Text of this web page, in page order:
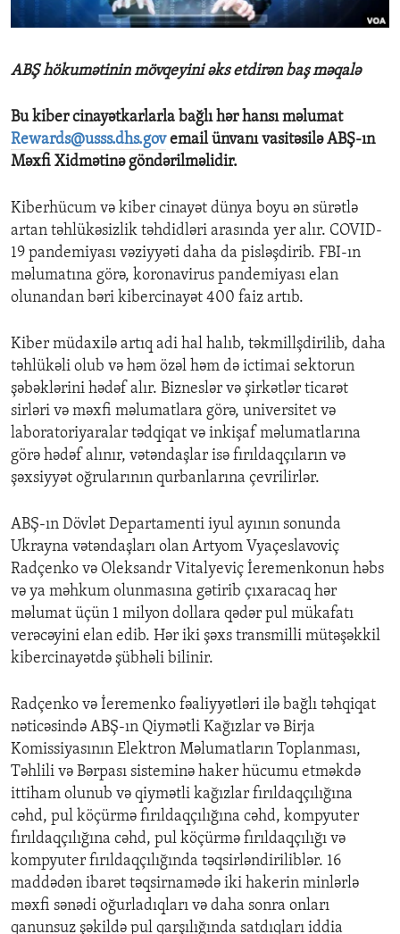
ENVIRONMENT AND HEALTH
ABŞ hökumətinin mövqeyini əks etdirən baş məqalə
Bu kiber cinayətkarlarla bağlı hər hansı məlumat
Rewards@usss.dhs.govemail ünvanı vasitəsilə ABŞ-ın
Məxfi Xidmətinə göndərilməlidir.
Kiberhücum və kiber cinayət dünya boyu ən sürətlə
artan təhlükəsizlik təhdidləri arasında yer alır. COVID-
19 pandemiyası vəziyyəti daha da pisləşdirib. FBI-ın
məlumatına görə, koronavirus pandemiyası elan
olunandan bəri kibercinayət 400 faiz artıb.
Kiber müdaxilə artıq adi hal halıb, təkmillşdirilib, daha
təhlükəli olub və həm özəl həm də ictimai sektorun
şəbəklərini hədəf alır. Bizneslər və şirkətlər ticarət
sirləri və məxfi məlumatlara görə, universitet və
laboratoriyaralar tədqiqat və inkişaf məlumatlarına
görə hədəf alınır, vətəndaşlar isə fırıldaqçıların və
şəxsiyyət oğrularının qurbanlarına çevrilirlər.
ABŞ-ın Dövlət Departamenti iyul ayının sonunda
Ukrayna vətəndaşları olan Artyom Vyaçeslavoviç
Radçenko və Oleksandr Vitalyeviç İeremenkonun həbs
və ya məhkum olunmasına gətirib çıxaracaq hər
məlumat üçün 1 milyon dollara qədər pul mükafatı
verəcəyini elan edib. Hər iki şəxs transmilli mütəşəkkil
kibercinayətdə şübhəli bilinir.
Radçenko və İeremenko fəaliyyətləri ilə bağlı təhqiqat
nəticəsində ABŞ-ın Qiymətli Kağızlar və Birja
Komissiyasının Elektron Məlumatların Toplanması,
Təhlili və Bərpası sisteminə haker hücumu etməkdə
ittiham olunub və qiymətli kağızlar fırıldaqçılığına
cəhd, pul köçürmə fırıldaqçılığına cəhd, kompyuter
fırıldaqçılığına cəhd, pul köçürmə fırıldaqçılığı və
kompyuter fırıldaqçılığında təqsirləndiriliblər. 16
maddədən ibarət təqsirnamədə iki hakerin minlərlə
məxfi sənədi oğurladıqları və daha sonra onları
qanunsuz şəkildə pul qarşılığında satdıqları iddia